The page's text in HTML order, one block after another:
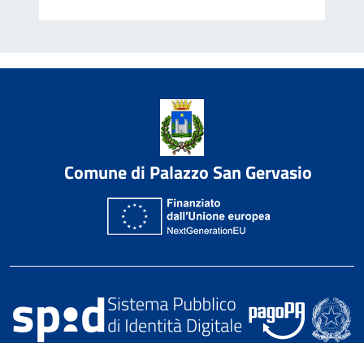
Comune di Palazzo San Gervasio